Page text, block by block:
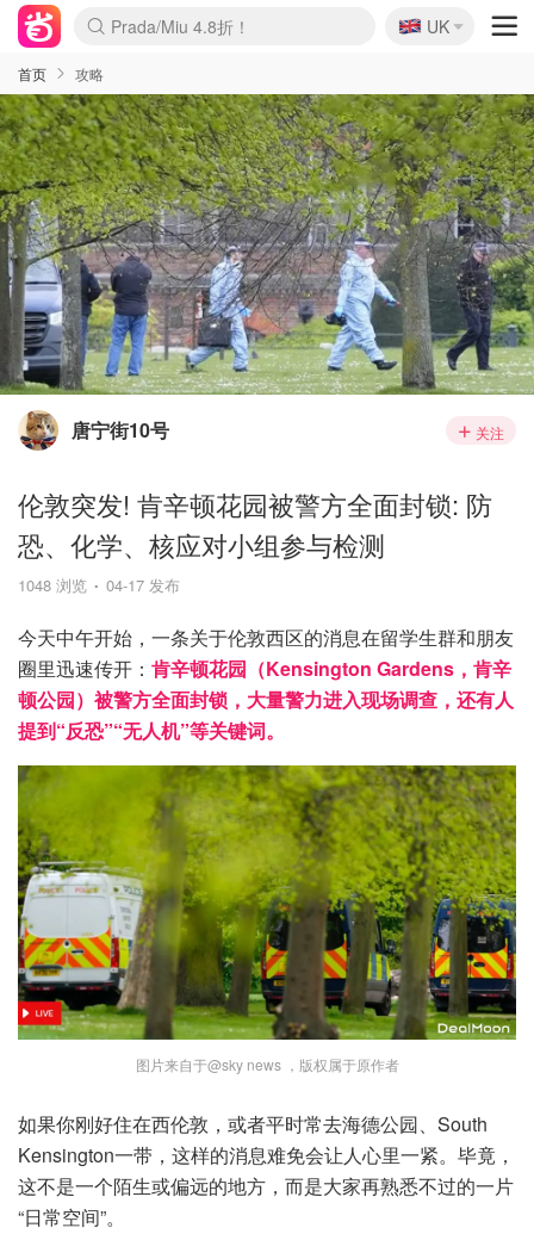
Prada/Miu 4.8折！
🇬🇧
UK
首页 攻略
唐宁街10号 关注
伦敦突发! 肯辛顿花园被警方全面封锁: 防
恐、化学、核应对小组参与检测
1048 浏览 04-17 发布
今天中午开始，一条关于伦敦西区的消息在留学生群和朋友
圈里迅速传开： 肯辛顿花园（Kensington Gardens，肯辛
顿公园）被警方全面封锁，大量警力进入现场调查，还有人
提到“反恐”“无人机”等关键词。
图片来自于@sky news ，版权属于原作者
如果你刚好住在西伦敦，或者平时常去海德公园、South
Kensington一带，这样的消息难免会让人心里一紧。毕竟，
这不是一个陌生或偏远的地方，而是大家再熟悉不过的一片
“日常空间”。